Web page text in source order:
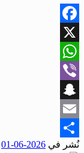
Facebook
X
WhatsApp
Viber
Snapchat
Email
Share
نُشر في 2026-06-01